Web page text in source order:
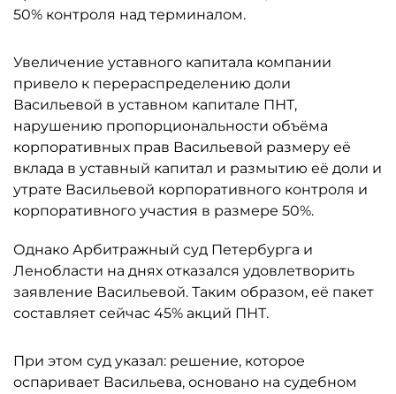
50% контроля над терминалом.
Увеличение уставного капитала компании
привело к перераспределению доли
Васильевой в уставном капитале ПНТ,
нарушению пропорциональности объёма
корпоративных прав Васильевой размеру её
вклада в уставный капитал и размытию её доли и
утрате Васильевой корпоративного контроля и
корпоративного участия в размере 50%.
Однако Арбитражный суд Петербурга и
Ленобласти на днях отказался удовлетворить
заявление Васильевой. Таким образом, её пакет
составляет сейчас 45% акций ПНТ.
При этом суд указал: решение, которое
оспаривает Васильева, основано на судебном